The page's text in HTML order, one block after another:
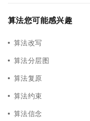
算法您可能感兴趣
算法改写
算法分层图
算法复原
算法约束
算法信念